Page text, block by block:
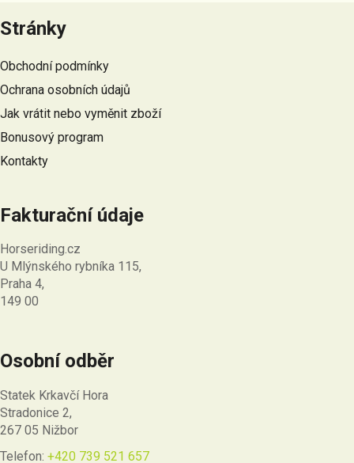
á
p
a
t
í
Stránky
Obchodní podmínky
Ochrana osobních údajů
Jak vrátit nebo vyměnit zboží
Bonusový program
Kontakty
Fakturační údaje
Horseriding.cz
U Mlýnského rybníka 115,
Praha 4,
149 00
Osobní odběr
Statek Krkavčí Hora
Stradonice 2,
267 05 Nižbor
Telefon: +420 739 521 657